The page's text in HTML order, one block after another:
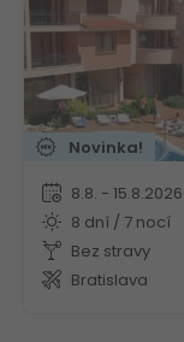
Novinka!
8.8. - 15.8.2026
8 dní / 7 nocí
Bez stravy
Bratislava